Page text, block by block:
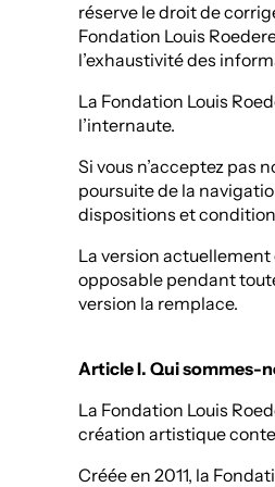
réserve le droit de
Fondation Louis
l’exhaustivité des
La Fondation Louis
l’internaute.
Si vous n’acceptez pas
poursuite de la
dispositions et
La version
opposable pendant
version la remplace.
Article I. Qui sommes-
La Fondation Louis
création artistique
Créée en 2011, la